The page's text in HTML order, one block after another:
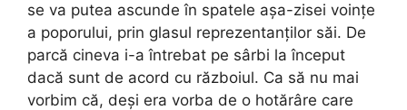
se va putea ascunde în spatele așa-zisei voințe
a poporului, prin glasul reprezentanților săi. De
parcă cineva i-a întrebat pe sârbi la început
dacă sunt de acord cu războiul. Ca să nu mai
vorbim că, deși era vorba de o hotărâre care